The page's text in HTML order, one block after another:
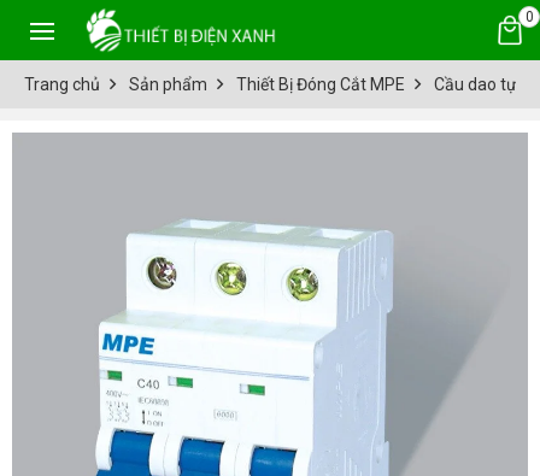
0
Trang chủ Sản phẩm Thiết Bị Đóng Cắt MPE Cầu dao tự